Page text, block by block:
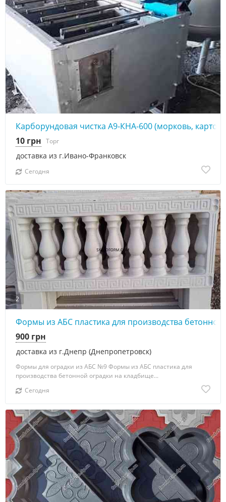
5
Карборундовая чистка А9-КНА-600 (морковь,
доставка из г.Ивано-Франковск
10 грн Торг
Сегодня
2
Формы из АБС пластика для производства
доставка из г.Днепр (Днепропетровск)
900 грн
Формы для оградки из АБС №9 Формы из АБС пластика для
производства бетонной оградки на кладбище...
Сегодня